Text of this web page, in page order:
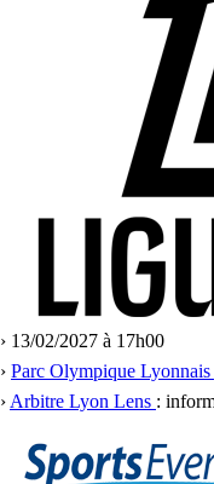
› 13/02/2027 à 17h00
› Parc Olympique
› Arbitre Lyon Lens :